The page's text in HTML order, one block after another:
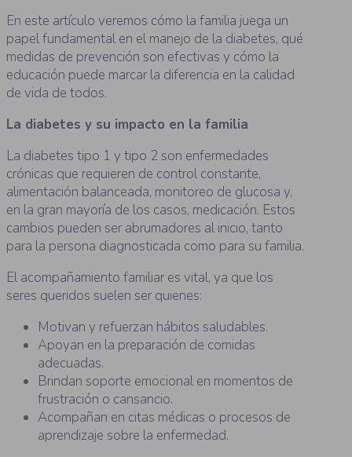
En este artículo veremos cómo la familia juega un
papel fundamental en el manejo de la diabetes, qué
medidas de prevención son efectivas y cómo la
educación puede marcar la diferencia en la calidad
de vida de todos.
La diabetes y su impacto en la familia
La diabetes tipo 1 y tipo 2 son enfermedades
crónicas que requieren de control constante,
alimentación balanceada, monitoreo de glucosa y,
en la gran mayoría de los casos, medicación. Estos
cambios pueden ser abrumadores al inicio, tanto
para la persona diagnosticada como para su familia.
El acompañamiento familiar es vital, ya que los
seres queridos suelen ser quienes:
Motivan y refuerzan hábitos saludables.
Apoyan en la preparación de comidas
adecuadas.
Brindan soporte emocional en momentos de
frustración o cansancio.
Acompañan en citas médicas o procesos de
aprendizaje sobre la enfermedad.